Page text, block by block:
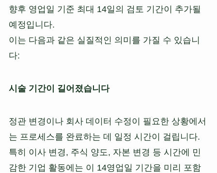
향후 영업일 기준 최대 14일의 검토 기간이 추가될
예정입니다.
이는 다음과 같은 실질적인 의미를 가질 수 있습니
다:
시술 기간이 길어졌습니다
정관 변경이나 회사 데이터 수정이 필요한 상황에서
는 프로세스를 완료하는 데 일정 시간이 걸립니다.
특히 이사 변경, 주식 양도, 자본 변경 등 시간에 민
감한 기업 활동에는 이 14영업일 기간을 미리 포함